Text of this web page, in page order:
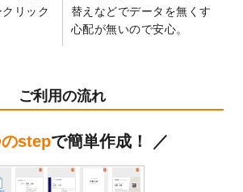
年版4月始まりのカレンダーデザイン
押し年賀状のデザインテンプレート
テッカーのデザインテンプレート
ました。
年巳年の年賀状デザインテンプレート
リック
替えなどでデータを無くす
心配が無いので安心。
ご利用の流れ
stepで簡単作成！ ／